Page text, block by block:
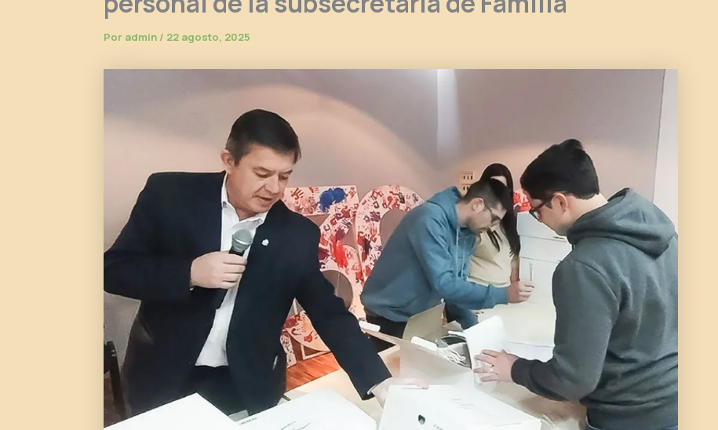
Por admin / 22 agosto, 2025